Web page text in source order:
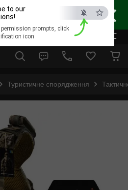
×
ESC
to our
permission prompts, click
icon
Туристичне спорядження